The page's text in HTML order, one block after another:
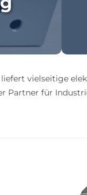
vielseitige
Partner für